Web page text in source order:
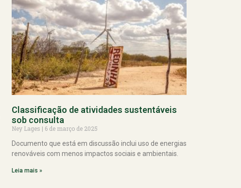
Classificação de atividades sustentáveis
sob consulta
Ney Lages
6 de março de 2025
Documento que está em discussão inclui uso de energias
renováveis com menos impactos sociais e ambientais.
Leia mais »